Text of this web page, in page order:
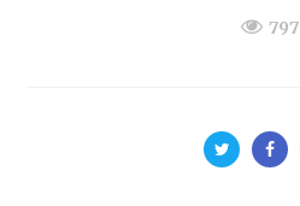
797